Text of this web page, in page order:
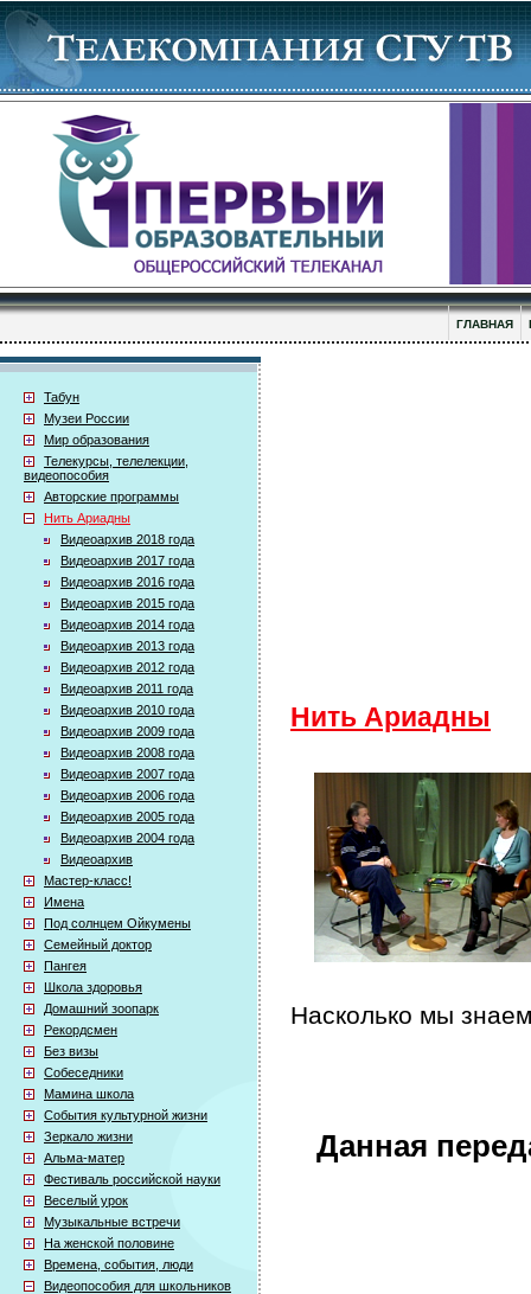
ГЛАВНАЯ
Табун
Музеи России
Мир образования
Телекурсы, телелекции,
видеопособия
Авторские программы
Нить Ариадны
Видеоархив 2018 года
Видеоархив 2017 года
Видеоархив 2016 года
Видеоархив 2015 года
Видеоархив 2014 года
Видеоархив 2013 года
Видеоархив 2012 года
Видеоархив 2011 года
Видеоархив 2010 года
Видеоархив 2009 года
Видеоархив 2008 года
Видеоархив 2007 года
Видеоархив 2006 года
Видеоархив 2005 года
Видеоархив 2004 года
Видеоархив
Мастер-класс!
Имена
Под солнцем Ойкумены
Семейный доктор
Пангея
Школа здоровья
Домашний зоопарк
Рекордсмен
Без визы
Собеседники
Мамина школа
События культурной жизни
Зеркало жизни
Альма-матер
Фестиваль российской науки
Веселый урок
Музыкальные встречи
На женской половине
Времена, события, люди
Видеопособия для школьников
Нить Ариадны
Насколько мы
Данная